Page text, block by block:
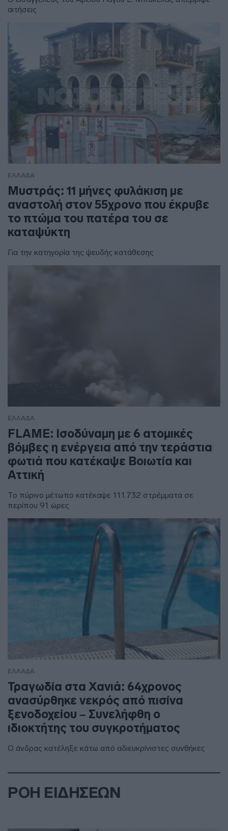
αιτήσεις
ΕΛΛΑΔΑ
Μυστράς: 11 μήνες φυλάκιση με
αναστολή στον 55χρονο που έκρυβε
το πτώμα του πατέρα του σε
καταψύκτη
Για την κατηγορία της ψευδής κατάθεσης
ΕΛΛΑΔΑ
FLAME: Ισοδύναμη με 6 ατομικές
βόμβες η ενέργεια από την τεράστια
φωτιά που κατέκαψε Βοιωτία και
Αττική
Το πύρινο μέτωπο κατέκαψε 111.732 στρέμματα σε
περίπου 91 ώρες
ΕΛΛΑΔΑ
Τραγωδία στα Χανιά: 64χρονος
ανασύρθηκε νεκρός από πισίνα
ξενοδοχείου – Συνελήφθη ο
ιδιοκτήτης του συγκροτήματος
Ο άνδρας κατέληξε κάτω από αδιευκρίνιστες συνθήκες
ΡΟΗ ΕΙΔΗΣΕΩΝ